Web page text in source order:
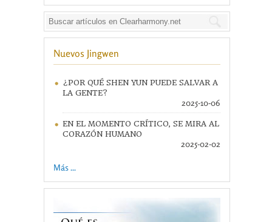
Nuevos Jingwen
¿POR QUÉ SHEN YUN PUEDE SALVAR A
LA GENTE?
2025-10-06
EN EL MOMENTO CRÍTICO, SE MIRA AL
CORAZÓN HUMANO
2025-02-02
Más ...